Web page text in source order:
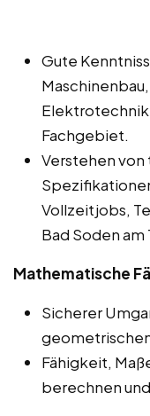
Gute
Fachgebiet.
Verstehen
Vollzeitjobs,
Bad Soden am
Mathematische
Sicherer
Fähigkeit,
berechnen